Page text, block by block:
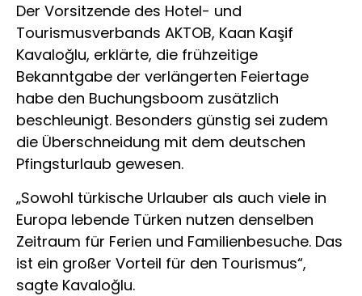
Der Vorsitzende des Hotel- und
Tourismusverbands AKTOB, Kaan Kaşif
Kavaloğlu, erklärte, die frühzeitige
Bekanntgabe der verlängerten Feiertage
habe den Buchungsboom zusätzlich
beschleunigt. Besonders günstig sei zudem
die Überschneidung mit dem deutschen
Pfingsturlaub gewesen.
„Sowohl türkische Urlauber als auch viele in
Europa lebende Türken nutzen denselben
Zeitraum für Ferien und Familienbesuche. Das
ist ein großer Vorteil für den Tourismus“,
sagte Kavaloğlu.